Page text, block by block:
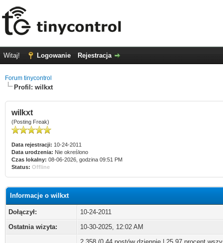
Witaj! Logowanie Rejestracja
Forum tinycontrol
Profil: wilkxt
wilkxt
(Posting Freak)
Data rejestracji: 10-24-2011
Data urodzenia: Nie określono
Czas lokalny: 08-06-2026, godzina 09:51 PM
Status: Offline
Informacje o wilkxt
Dołączył:
10-24-2011
Ostatnia wizyta:
10-30-2025, 12:02 AM